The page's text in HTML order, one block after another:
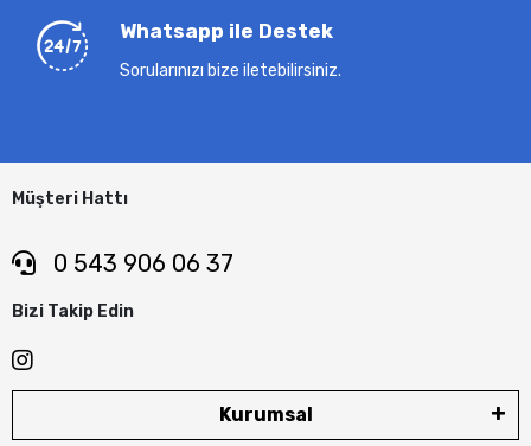
Whatsapp ile Destek
Sorularınızı bize iletebilirsiniz.
Müşteri Hattı
0 543 906 06 37
Bizi Takip Edin
Kurumsal